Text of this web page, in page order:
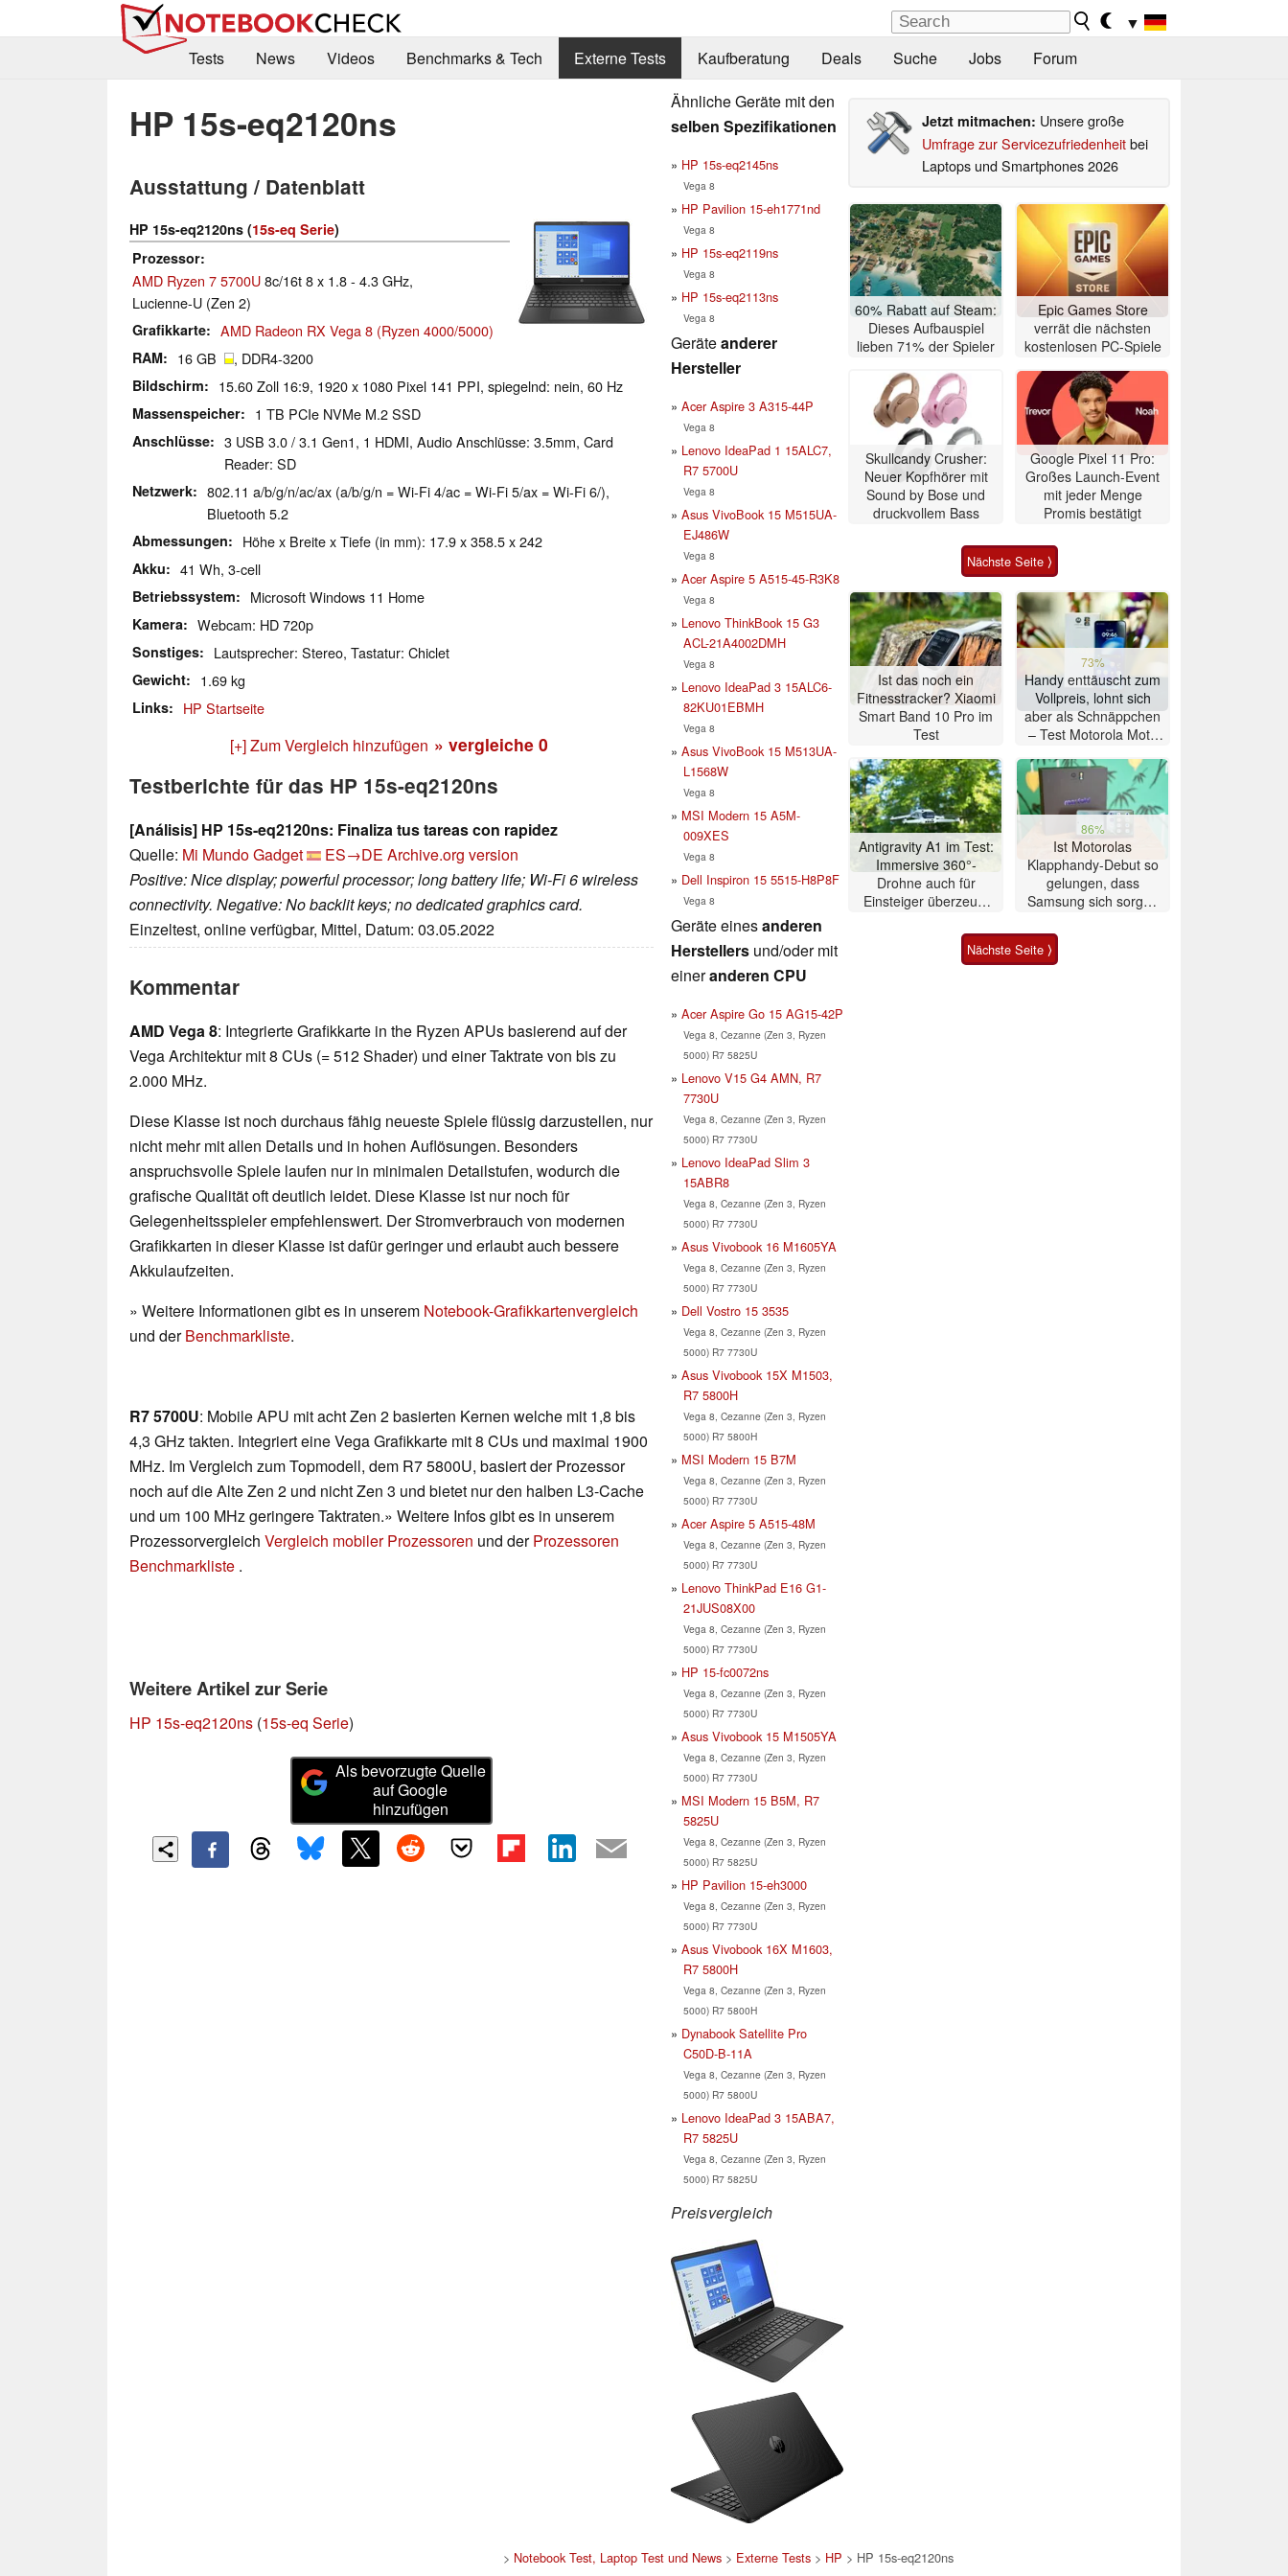
▼
Tests
News Videos Benchmarks & Tech Externe Tests Kaufberatung Deals Suche Jobs Forum
HP 15s-eq2120ns
Ausstattung / Datenblatt
HP 15s-eq2120ns (15s-eq Serie)
Prozessor
AMD Ryzen 7 5700U8c/16t 8 x 1.8 - 4.3 GHz,
Lucienne-U (Zen 2)
Grafikkarte AMD Radeon RX Vega 8 (Ryzen 4000/5000)
RAM 16 GB , DDR4-3200
Bildschirm 15.60 Zoll 16:9, 1920 x 1080 Pixel 141 PPI, spiegelnd: nein, 60 Hz
Massenspeicher 1 TB PCIe NVMe M.2 SSD
Anschlüsse
3 USB 3.0 / 3.1 Gen1, 1 HDMI, Audio Anschlüsse: 3.5mm, Card
Reader: SD
Netzwerk
802.11 a/b/g/n/ac/ax (a/b/g/n = Wi-Fi 4/ac = Wi-Fi 5/ax = Wi-Fi 6/),
Bluetooth 5.2
Abmessungen Höhe x Breite x Tiefe (in mm): 17.9 x 358.5 x 242
Akku 41 Wh, 3-cell
Betriebssystem Microsoft Windows 11 Home
Kamera Webcam: HD 720p
Sonstiges Lautsprecher: Stereo, Tastatur: Chiclet
Gewicht 1.69 kg
Links HP Startseite
[+] Zum Vergleich hinzufügen » vergleiche 0
Testberichte für das HP 15s-eq2120ns
[Análisis] HP 15s-eq2120ns: Finaliza tus tareas con rapidez
Quelle: Mi Mundo Gadget ES→DE Archive.org version
Positive: Nice display; powerful processor; long battery life; Wi-Fi 6 wireless
connectivity. Negative: No backlit keys; no dedicated graphics card.
Einzeltest, online verfügbar, Mittel, Datum: 03.05.2022
Kommentar
AMD Vega 8: Integrierte Grafikkarte in the Ryzen APUs basierend auf der
Vega Architektur mit 8 CUs (= 512 Shader) und einer Taktrate von bis zu
2.000 MHz.
Diese Klasse ist noch durchaus fähig neueste Spiele flüssig darzustellen, nur
nicht mehr mit allen Details und in hohen Auflösungen. Besonders
anspruchsvolle Spiele laufen nur in minimalen Detailstufen, wodurch die
grafische Qualität oft deutlich leidet. Diese Klasse ist nur noch für
Gelegenheitsspieler empfehlenswert. Der Stromverbrauch von modernen
Grafikkarten in dieser Klasse ist dafür geringer und erlaubt auch bessere
Akkulaufzeiten.
» Weitere Informationen gibt es in unserem Notebook-Grafikkartenvergleich
und derBenchmarkliste.
R7 5700U: Mobile APU mit acht Zen 2 basierten Kernen welche mit 1,8 bis
4,3 GHz takten. Integriert eine Vega Grafikkarte mit 8 CUs und maximal 1900
MHz. Im Vergleich zum Topmodell, dem R7 5800U, basiert der Prozessor
noch auf die Alte Zen 2 und nicht Zen 3 und bietet nur den halben L3-Cache
und um 100 MHz geringere Taktraten.» Weitere Infos gibt es in unserem
Prozessorvergleich Vergleich mobiler Prozessoren und derProzessoren
Benchmarkliste .
Weitere Artikel zur Serie
HP 15s-eq2120ns (15s-eq Serie)
Als bevorzugte Quelle
auf Google
hinzufügen
Ähnliche Geräte mit den
selben Spezifikationen
HP 15s-eq2145ns
Vega 8
HP Pavilion 15-eh1771nd
Vega 8
HP 15s-eq2119ns
Vega 8
HP 15s-eq2113ns
Vega 8
Geräteanderer
Hersteller
Acer Aspire 3 A315-44P
Vega 8
Lenovo IdeaPad 1 15ALC7,
R7 5700U
Vega 8
Asus VivoBook 15 M515UA-
EJ486W
Vega 8
Acer Aspire 5 A515-45-R3K8
Vega 8
Lenovo ThinkBook 15 G3
ACL-21A4002DMH
Vega 8
Lenovo IdeaPad 3 15ALC6-
82KU01EBMH
Vega 8
Asus VivoBook 15 M513UA-
L1568W
Vega 8
MSI Modern 15 A5M-
009XES
Vega 8
Dell Inspiron 15 5515-H8P8F
Vega 8
Geräte einesanderen
Herstellers und/oder mit
eineranderen CPU
Acer Aspire Go 15 AG15-42P
Vega 8, Cezanne (Zen 3, Ryzen
5000) R7 5825U
Lenovo V15 G4 AMN, R7
7730U
Vega 8, Cezanne (Zen 3, Ryzen
5000) R7 7730U
Lenovo IdeaPad Slim 3
15ABR8
Vega 8, Cezanne (Zen 3, Ryzen
5000) R7 7730U
Asus Vivobook 16 M1605YA
Vega 8, Cezanne (Zen 3, Ryzen
5000) R7 7730U
Dell Vostro 15 3535
Vega 8, Cezanne (Zen 3, Ryzen
5000) R7 7730U
Asus Vivobook 15X M1503,
R7 5800H
Vega 8, Cezanne (Zen 3, Ryzen
5000) R7 5800H
MSI Modern 15 B7M
Vega 8, Cezanne (Zen 3, Ryzen
5000) R7 7730U
Acer Aspire 5 A515-48M
Vega 8, Cezanne (Zen 3, Ryzen
5000) R7 7730U
Lenovo ThinkPad E16 G1-
21JUS08X00
Vega 8, Cezanne (Zen 3, Ryzen
5000) R7 7730U
HP 15-fc0072ns
Vega 8, Cezanne (Zen 3, Ryzen
5000) R7 7730U
Asus Vivobook 15 M1505YA
Vega 8, Cezanne (Zen 3, Ryzen
5000) R7 7730U
MSI Modern 15 B5M, R7
5825U
Vega 8, Cezanne (Zen 3, Ryzen
5000) R7 5825U
HP Pavilion 15-eh3000
Vega 8, Cezanne (Zen 3, Ryzen
5000) R7 7730U
Asus Vivobook 16X M1603,
R7 5800H
Vega 8, Cezanne (Zen 3, Ryzen
5000) R7 5800H
Dynabook Satellite Pro
C50D-B-11A
Vega 8, Cezanne (Zen 3, Ryzen
5000) R7 5800U
Lenovo IdeaPad 3 15ABA7,
R7 5825U
Vega 8, Cezanne (Zen 3, Ryzen
5000) R7 5825U
Preisvergleich
Jetzt mitmachen: Unsere große
Umfrage zur Servicezufriedenheitbei
Laptops und Smartphones 2026
60% Rabatt auf Steam:
Dieses Aufbauspiel
lieben 71% der Spieler
Epic Games Store
verrät die nächsten
kostenlosen PC-Spiele
Skullcandy Crusher:
Neuer Kopfhörer mit
Sound by Bose und
druckvollem Bass
Google Pixel 11 Pro:
Großes Launch-Event
mit jeder Menge
Promis bestätigt
Nächste Seite ⟩
Ist das noch ein
Fitnesstracker? Xiaomi
Smart Band 10 Pro im
Test
73%
Handy enttäuscht zum
Vollpreis, lohnt sich
aber als Schnäppchen
– Test Motorola Moto
Antigravity A1 im Test:
Immersive 360°-
Drohne auch für
Einsteiger überzeugt
86%
Ist Motorolas
Klapphandy-Debut so
gelungen, dass
Samsung sich sorgen
Smartphone im Test
Nächste Seite ⟩
> Notebook Test, Laptop Test und News > Externe Tests > HP > HP 15s-eq2120ns